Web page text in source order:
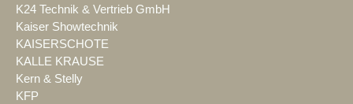
K24 Technik & Vertrieb GmbH
Kaiser Showtechnik
KAISERSCHOTE
KALLE KRAUSE
Kern & Stelly
KFP